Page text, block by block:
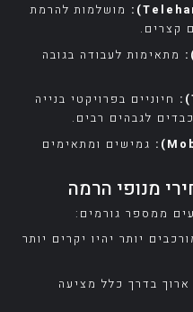
מושלמות להרמת
קצרים.
מתאימות לעבודה בגובה
חיוניים בפרויקטי בנייה
לגבהים רבים.
גמישים ומתאימים
מנופי הרמה
ממספר גורמים:
יותר יהיו יקרים יותר
בדרך כלל מציעה